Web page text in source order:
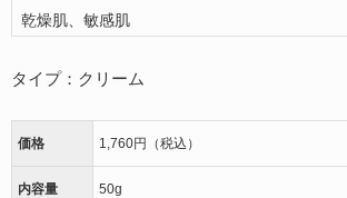
乾燥肌、敏感肌
タイプ：クリーム
価格 1,760円（税込）
内容量 50g